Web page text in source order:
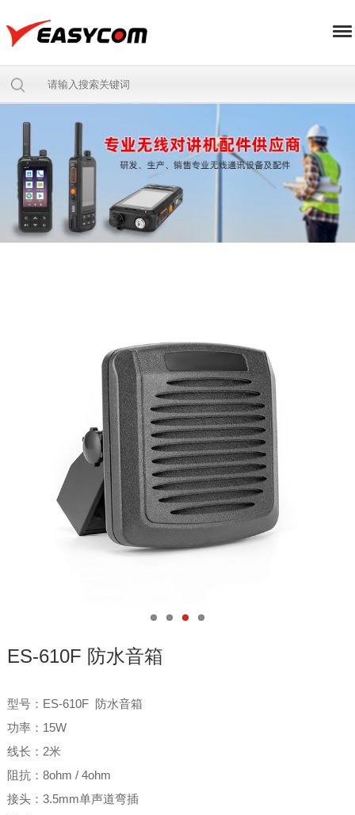
ES-610F 防水音箱
型号：ES-610F 防水音箱
功率：15W
线长：2米
阻抗：8ohm / 4ohm
接头：3.5mm单声道弯插